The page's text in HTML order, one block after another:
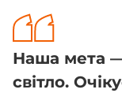
Наша мета
світло.